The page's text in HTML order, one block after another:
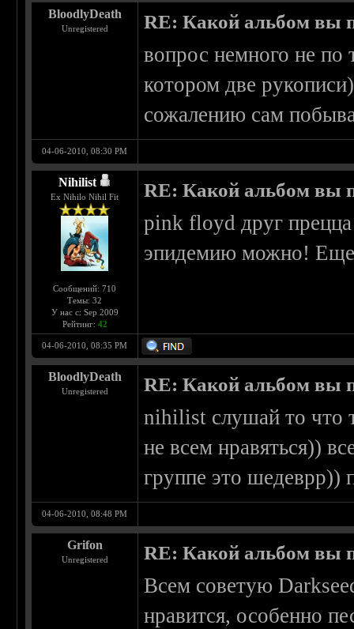
BloodlyDeath
Unregistered RE: Какой альбом вы
вопрос немного не по
котором две
сожалению сам
04-06-2010, 08:30 PM
Nihilist
Ex Nihilo Nihil Fit
Сообщений: 710
Темы: 32
У нас с: Sep 2009
Рейтинг: 42
RE: Какой альбом вы
pink floyd друг
эпидемию можно!
04-06-2010, 08:35 PM
BloodlyDeath
Unregistered RE: Какой альбом вы
nihilist слушай то что
не всем нравяться))
группе это шедеврр))
04-06-2010, 08:48 PM
Grifon
Unregistered RE: Какой альбом вы
Всем советую
нравится, особенно